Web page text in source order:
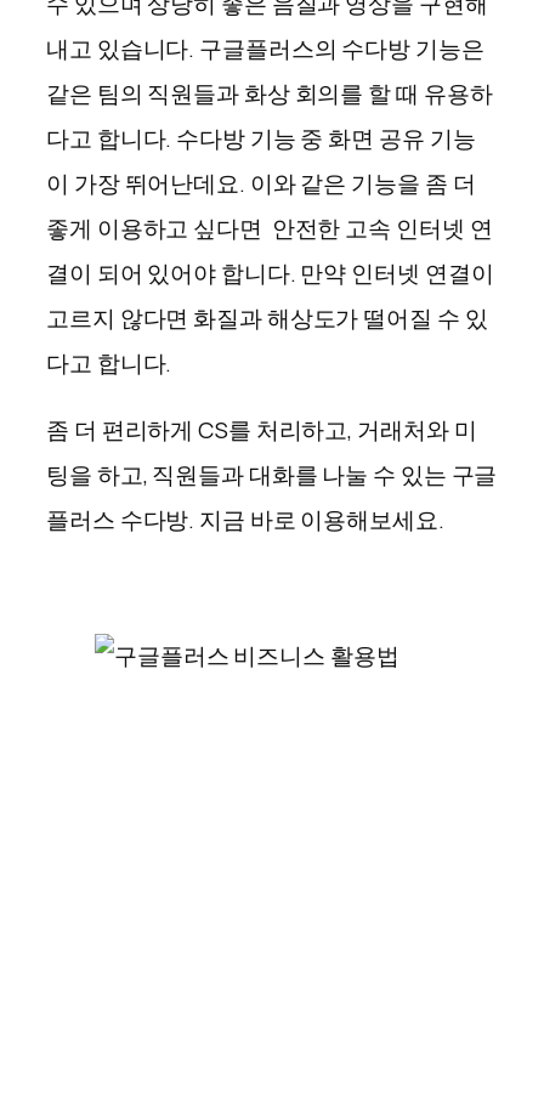
내고 있습니다. 구글플러스의 수다방 기능은
같은 팀의 직원들과 화상 회의를 할 때 유용하
다고 합니다. 수다방 기능 중 화면 공유 기능
이 가장 뛰어난데요. 이와 같은 기능을 좀 더
좋게 이용하고 싶다면 안전한 고속 인터넷 연
결이 되어 있어야 합니다. 만약 인터넷 연결이
고르지 않다면 화질과 해상도가 떨어질 수 있
다고 합니다.
좀 더 편리하게 CS를 처리하고, 거래처와 미
팅을 하고, 직원들과 대화를 나눌 수 있는 구글
플러스 수다방. 지금 바로 이용해보세요.